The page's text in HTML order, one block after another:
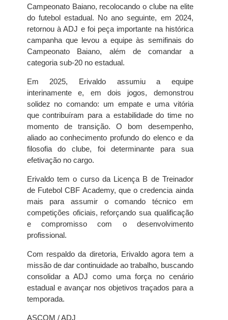
Campeonato Baiano, recolocando o clube na elite
do futebol estadual. No ano seguinte, em 2024,
retornou à ADJ e foi peça importante na histórica
campanha que levou a equipe às semifinais do
Campeonato Baiano, além de comandar a
categoria sub-20 no estadual.
Em 2025, Erivaldo assumiu a equipe
interinamente e, em dois jogos, demonstrou
solidez no comando: um empate e uma vitória
que contribuíram para a estabilidade do time no
momento de transição. O bom desempenho,
aliado ao conhecimento profundo do elenco e da
filosofia do clube, foi determinante para sua
efetivação no cargo.
Erivaldo tem o curso da Licença B de Treinador
de Futebol CBF Academy, que o credencia ainda
mais para assumir o comando técnico em
competições oficiais, reforçando sua qualificação
e compromisso com o desenvolvimento
profissional.
Com respaldo da diretoria, Erivaldo agora tem a
missão de dar continuidade ao trabalho, buscando
consolidar a ADJ como uma força no cenário
estadual e avançar nos objetivos traçados para a
temporada.
ASCOM / ADJ